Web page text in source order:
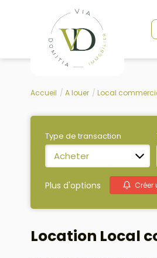
Accueil A louer Local
Type de transaction
Acheter
Plus d'options Créer
Location Local